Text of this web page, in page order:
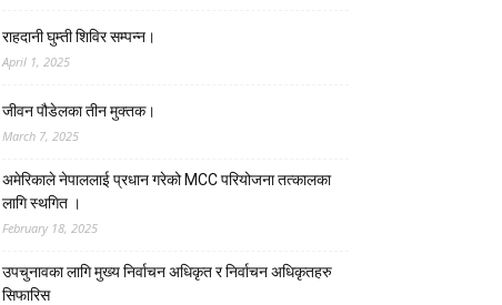
राहदानी घुम्ती शिविर सम्पन्न।
April 1, 2025
जीवन पौडेलका तीन मुक्तक।
March 7, 2025
अमेरिकाले नेपाललाई प्रधान गरेको MCC परियोजना तत्कालका
लागि स्थगित ।
February 18, 2025
उपचुनावका लागि मुख्य निर्वाचन अधिकृत र निर्वाचन अधिकृतहरु
सिफारिस